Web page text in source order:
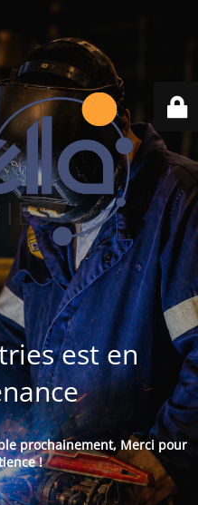
est en
prochainement, Merci pour
!